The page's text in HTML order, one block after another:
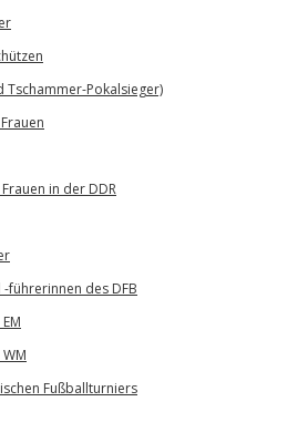
Tschammer-Pokalsieger)
in der DDR
führerinnen des DFB
Fußballturniers